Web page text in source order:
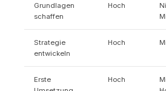
Grundlagen
schaffen
Hoch
Strategie
entwickeln
Hoch
Erste
Hoch